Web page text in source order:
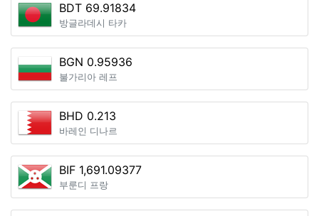
BDT 69.91834
방글라데시 타카
BGN 0.95936
불가리아 레프
BHD 0.213
바레인 디나르
BIF 1,691.09377
부룬디 프랑